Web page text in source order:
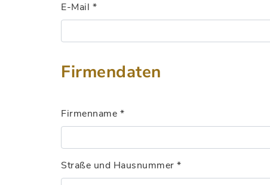
E-Mail *
Firmendaten
Firmenname *
Straße und Hausnummer *